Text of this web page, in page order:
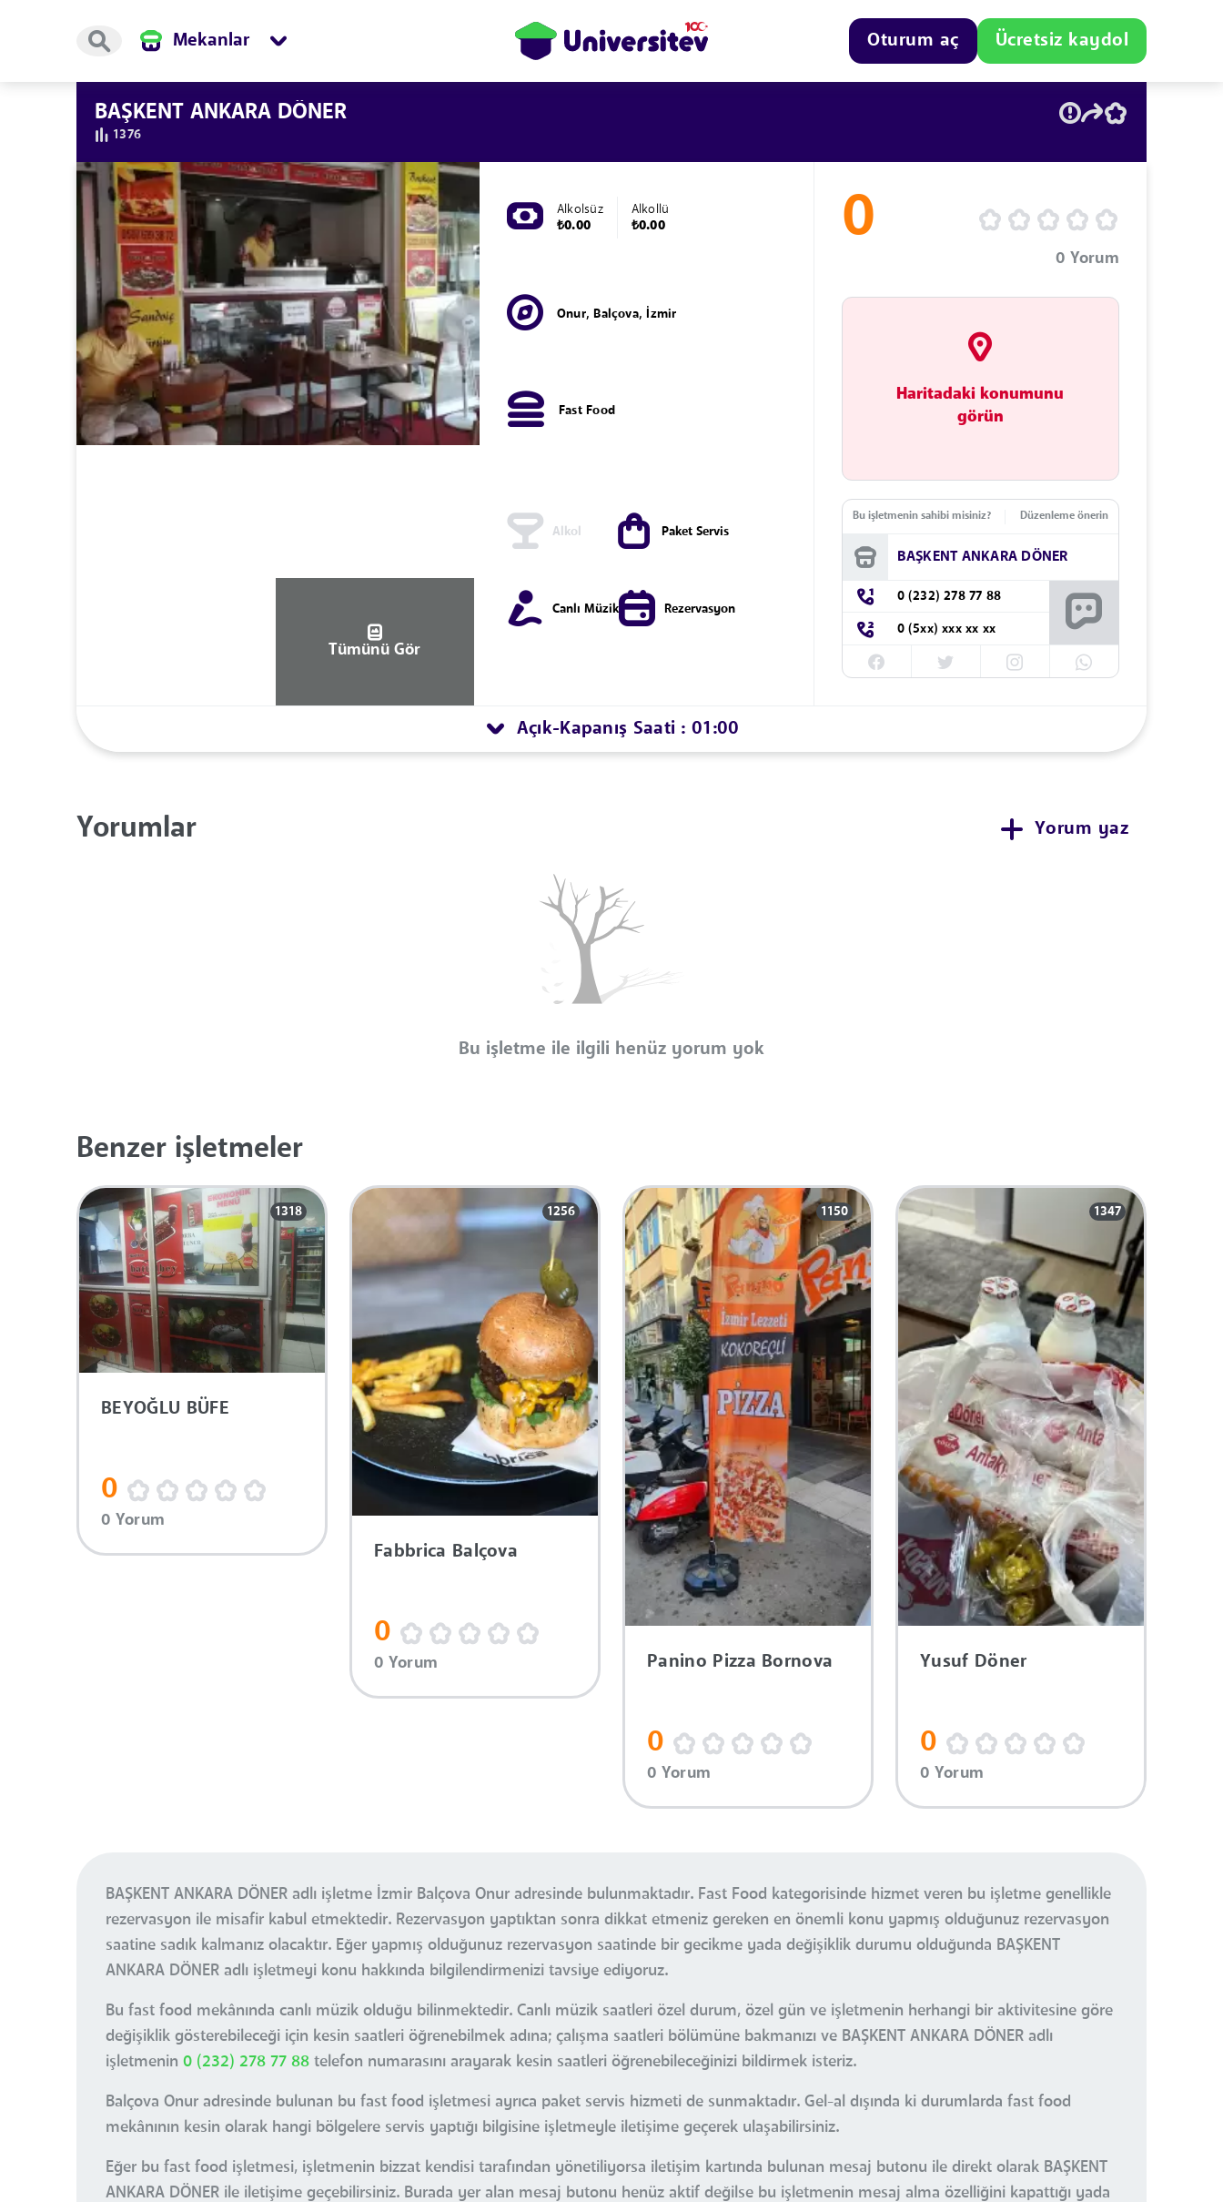
Mekanlar Oturum aç Ücretsiz kaydol
BAŞKENT ANKARA DÖNER
1376
Tümünü Gör
Alkolsüz
₺0.00
Alkollü
₺0.00
Onur, Balçova, İzmir
Fast Food
Alkol Paket Servis
Canlı Müzik Rezervasyon
0
0 Yorum
Haritadaki konumunu
görün
Bu işletmenin sahibi misiniz? Düzenleme önerin
BAŞKENT ANKARA DÖNER
0 (232) 278 77 88
0 (5xx) xxx xx xx
Açık-Kapanış Saati : 01:00
Yorumlar Yorum yaz
Bu işletme ile ilgili henüz yorum yok
Benzer işletmeler
1318
BEYOĞLU BÜFE
0
0 Yorum
1256
Fabbrica Balçova
0
0 Yorum
1150
Panino Pizza Bornova
0
0 Yorum
1347
Yusuf Döner
0
0 Yorum
BAŞKENT ANKARA DÖNER adlı işletme İzmir Balçova Onur adresinde bulunmaktadır. Fast Food kategorisinde hizmet veren bu işletme genellikle
rezervasyon ile misafir kabul etmektedir. Rezervasyon yaptıktan sonra dikkat etmeniz gereken en önemli konu yapmış olduğunuz rezervasyon
saatine sadık kalmanız olacaktır. Eğer yapmış olduğunuz rezervasyon saatinde bir gecikme yada değişiklik durumu olduğunda BAŞKENT
ANKARA DÖNER adlı işletmeyi konu hakkında bilgilendirmenizi tavsiye ediyoruz.
Bu fast food mekânında canlı müzik olduğu bilinmektedir. Canlı müzik saatleri özel durum, özel gün ve işletmenin herhangi bir aktivitesine göre
değişiklik gösterebileceği için kesin saatleri öğrenebilmek adına; çalışma saatleri bölümüne bakmanızı ve BAŞKENT ANKARA DÖNER adlı
işletmenin 0 (232) 278 77 88 telefon numarasını arayarak kesin saatleri öğrenebileceğinizi bildirmek isteriz.
Balçova Onur adresinde bulunan bu fast food işletmesi ayrıca paket servis hizmeti de sunmaktadır. Gel-al dışında ki durumlarda fast food
mekânının kesin olarak hangi bölgelere servis yaptığı bilgisine işletmeyle iletişime geçerek ulaşabilirsiniz.
Eğer bu fast food işletmesi, işletmenin bizzat kendisi tarafından yönetiliyorsa iletişim kartında bulunan mesaj butonu ile direkt olarak BAŞKENT
ANKARA DÖNER ile iletişime geçebilirsiniz. Burada yer alan mesaj butonu henüz aktif değilse bu işletmenin mesaj alma özelliğini kapattığı yada